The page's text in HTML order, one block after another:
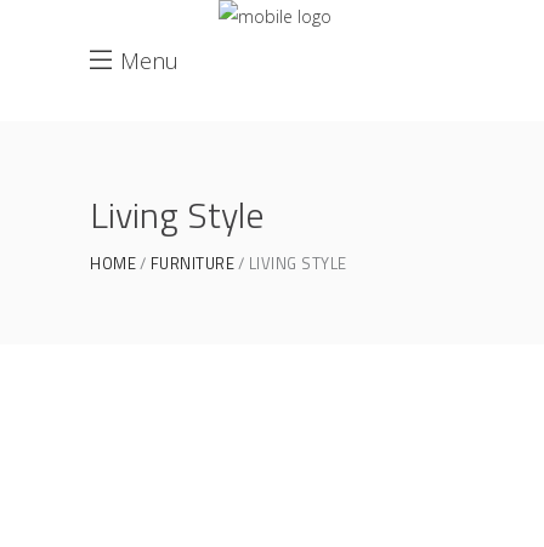
Menu
Living Style
HOME FURNITURE LIVING STYLE